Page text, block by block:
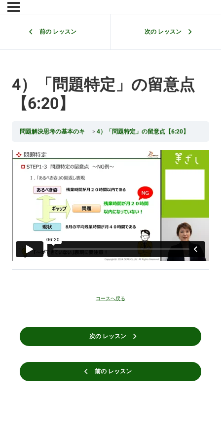
前の レッスン 次の レッスン
4）「問題特定」の留意点
【6:20】
問題解決思考の基本のキ 4）「問題特定」の留意点【6:20】
前の レッスン
コースへ戻る
次の レッスン